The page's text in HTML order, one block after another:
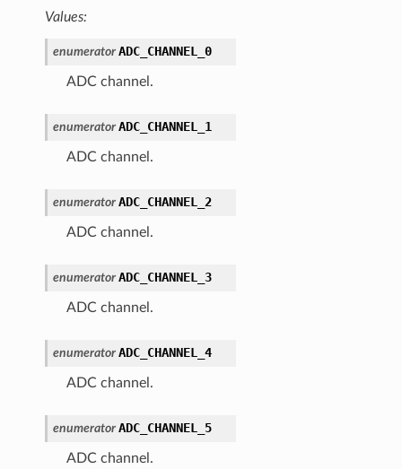
Values:
enumerator ADC_CHANNEL_0
ADC channel.
enumerator ADC_CHANNEL_1
ADC channel.
enumerator ADC_CHANNEL_2
ADC channel.
enumerator ADC_CHANNEL_3
ADC channel.
enumerator ADC_CHANNEL_4
ADC channel.
enumerator ADC_CHANNEL_5
ADC channel.